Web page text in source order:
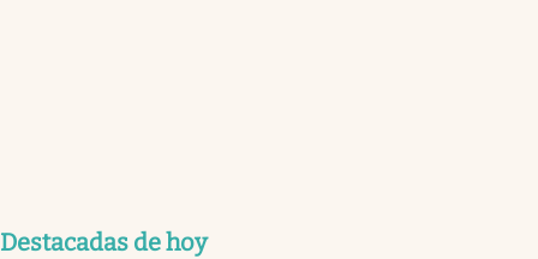
Destacadas de hoy